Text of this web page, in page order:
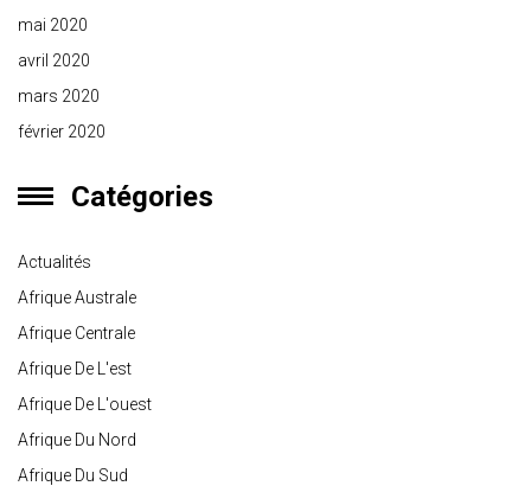
mai 2020
avril 2020
mars 2020
février 2020
Catégories
Actualités
Afrique Australe
Afrique Centrale
Afrique De L'est
Afrique De L'ouest
Afrique Du Nord
Afrique Du Sud